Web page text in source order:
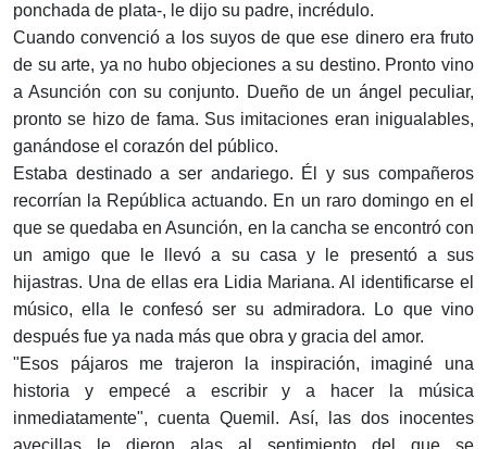
ponchada de plata-, le dijo su padre, incrédulo.
Cuando convenció a los suyos de que ese dinero era fruto
de su arte, ya no hubo objeciones a su destino. Pronto vino
a Asunción con su conjunto. Dueño de un ángel peculiar,
pronto se hizo de fama. Sus imitaciones eran inigualables,
ganándose el corazón del público.
Estaba destinado a ser andariego. Él y sus compañeros
recorrían la República actuando. En un raro domingo en el
que se quedaba en Asunción, en la cancha se encontró con
un amigo que le llevó a su casa y le presentó a sus
hijastras. Una de ellas era Lidia Mariana. Al identificarse el
músico, ella le confesó ser su admiradora. Lo que vino
después fue ya nada más que obra y gracia del amor.
"Esos pájaros me trajeron la inspiración, imaginé una
historia y empecé a escribir y a hacer la música
inmediatamente", cuenta Quemil. Así, las dos inocentes